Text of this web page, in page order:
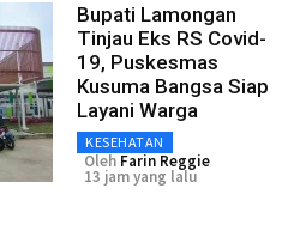
Bupati Lamongan
Tinjau Eks RS Covid-
19, Puskesmas
Kusuma Bangsa Siap
Layani Warga
KESEHATAN
Oleh Farin Reggie
13 jam yang lalu